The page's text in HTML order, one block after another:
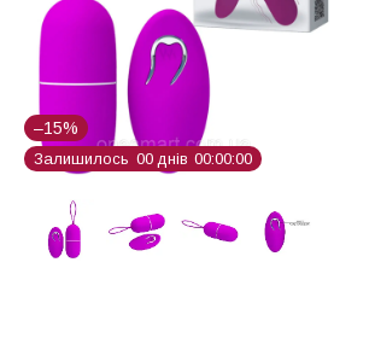
–15%
Залишилось 00 днів 00 00 00